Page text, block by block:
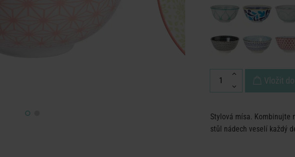
Vložit
Stylová mísa. Kombinujte
stůl nádech veselí každý